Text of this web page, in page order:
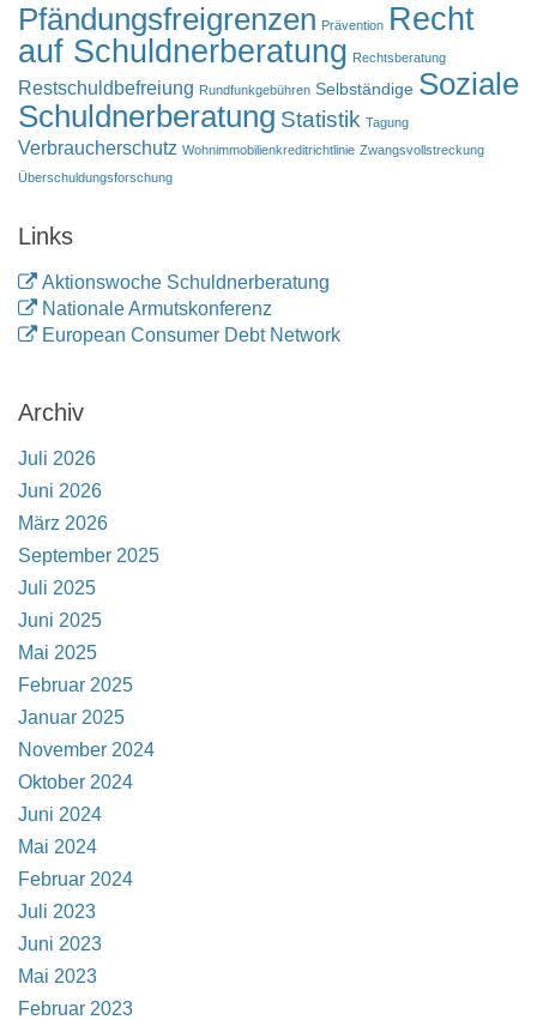
Pfändungsfreigrenzen Prävention Recht
auf Schuldnerberatung Rechtsberatung
Restschuldbefreiung Rundfunkgebühren Selbständige Soziale
Schuldnerberatung Statistik Tagung
Verbraucherschutz Wohnimmobilienkreditrichtlinie Zwangsvollstreckung
Überschuldungsforschung
Links
Aktionswoche Schuldnerberatung
Nationale Armutskonferenz
European Consumer Debt Network
Archiv
Juli 2026
Juni 2026
März 2026
September 2025
Juli 2025
Juni 2025
Mai 2025
Februar 2025
Januar 2025
November 2024
Oktober 2024
Juni 2024
Mai 2024
Februar 2024
Juli 2023
Juni 2023
Mai 2023
Februar 2023